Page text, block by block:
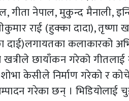
गीता नेपाल, मुकुन्द मैनाली,
राई (हुक्का दादा), तृष्णा
दाई)लगायतका कलाकारको
छायाँकन गरेको गीतलाई
शोभा केसीले निर्माण गरेको र
गरेका छन् । भिडियोलाई